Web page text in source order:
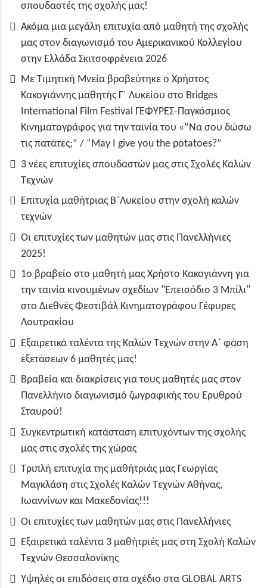
σπουδαστές της σχολής μας!
Ακόμα μια μεγάλη επιτυχία από μαθητή της σχολής
μας στον διαγωνισμό του Αμερικανικού Κολλεγίου
στην Ελλάδα Σκιτσοφρένεια 2026
Με Τιμητική Μνεία βραβεύτηκε ο Χρήστος
Κακογιάννης μαθητής Γ΄ Λυκείου στο Bridges
International Film Festival ΓΕΦΥΡΕΣ-Παγκόσμιος
Κινηματογράφος για την ταινία του «“Να σου δώσω
τις πατάτες;” / “May I give you the potatoes?”
3 νέες επιτυχίες σπουδαστών μας στις Σχολές Καλών
Τεχνών
Επιτυχία μαθήτριας Β΄Λυκείου στην σχολή καλών
τεχνών
Οι επιτυχίες των μαθητών μας στις Πανελλήνιες
2025!
1ο βραβείο στο μαθητή μας Χρήστο Κακογιάννη για
την ταινία κινουμένων σχεδίων "Επεισόδιο 3 Μπίλι"
στο Διεθνές Φεστιβάλ Κινηματογράφου Γέφυρες
Λουτρακίου
Εξαιρετικά ταλέντα της Καλών Τεχνών στην Α΄ φάση
εξετάσεων 6 μαθητές μας!
Βραβεία και διακρίσεις για τους μαθητές μας στον
Πανελλήνιο διαγωνισμό ζωγραφικής του Ερυθρού
Σταυρού!
Συγκεντρωτική κατάσταση επιτυχόντων της σχολής
μας στις σχολές της χώρας
Τριπλή επιτυχία της μαθήτριάς μας Γεωργίας
Μαγκλάση στις Σχολές Καλών Τεχνών Αθήνας,
Ιωαννίνων και Μακεδονίας!!!
Οι επιτυχίες των μαθητών μας στις Πανελλήνιες
Εξαιρετικά ταλέντα 3 μαθήτριές μας στη Σχολή Καλών
Τεχνών Θεσσαλονίκης
Υψηλές οι επιδόσεις στα σχέδιο στα GLOBAL ARTS